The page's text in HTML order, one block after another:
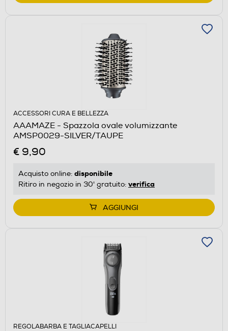
ACCESSORI CURA E BELLEZZA
AAAMAZE - Spazzola ovale volumizzante
AMSP0029-SILVER/TAUPE
€ 9,90
Acquisto online: disponibile
Ritiro in negozio in 30' gratuito: verifica
AGGIUNGI
REGOLABARBA E TAGLIACAPELLI